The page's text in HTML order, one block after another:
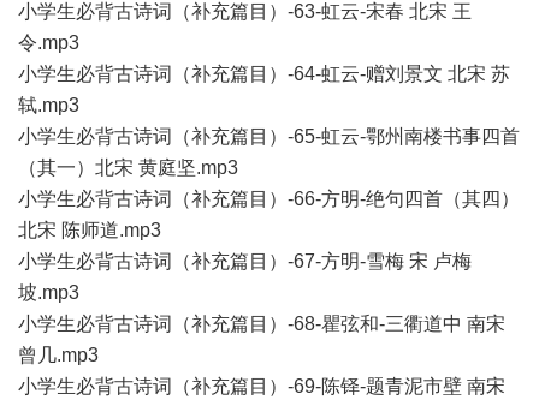
小学生必背古诗词（补充篇目）-63-虹云-宋春 北宋 王
令.mp3
小学生必背古诗词（补充篇目）-64-虹云-赠刘景文 北宋 苏
轼.mp3
小学生必背古诗词（补充篇目）-65-虹云-鄂州南楼书事四首
（其一）北宋 黄庭坚.mp3
小学生必背古诗词（补充篇目）-66-方明-绝句四首（其四）
北宋 陈师道.mp3
小学生必背古诗词（补充篇目）-67-方明-雪梅 宋 卢梅
坡.mp3
小学生必背古诗词（补充篇目）-68-瞿弦和-三衢道中 南宋
曾几.mp3
小学生必背古诗词（补充篇目）-69-陈铎-题青泥市壁 南宋